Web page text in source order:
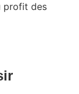
profit des